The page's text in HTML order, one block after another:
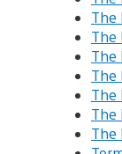
The
The
The
The
The
The
The